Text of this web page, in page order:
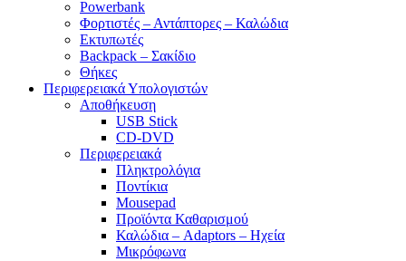
Powerbank
Φορτιστές – Αντάπτορες – Καλώδια
Εκτυπωτές
Backpack – Σακίδιο
Θήκες
Περιφερειακά Υπολογιστών
Αποθήκευση
USB Stick
CD-DVD
Περιφερειακά
Πληκτρολόγια
Ποντίκια
Mousepad
Προϊόντα Καθαρισμού
Καλώδια – Adaptors – Ηχεία
Μικρόφωνα